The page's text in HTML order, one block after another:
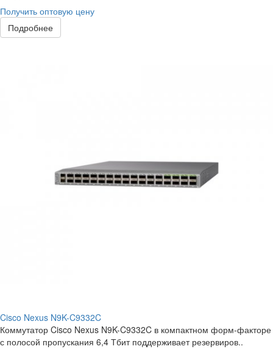
Получить оптовую цену
Подробнее
Cisco Nexus N9K-C9332C
Коммутатор Cisco Nexus N9K-C9332C в компактном форм-факторе
с полосой пропускания 6,4 Тбит поддерживает резервиров..